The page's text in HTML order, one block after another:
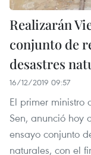
Realizarán
conjunto de
desastres
16/12/2019 09:57
El primer ministro
Sen, anunció hoy
ensayo conjunto
naturales, con el